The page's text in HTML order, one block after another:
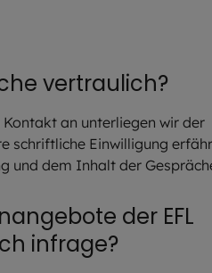
vertraulich?
an unterliegen wir der
schriftliche Einwilligung
und dem Inhalt der
der EFL
infrage?